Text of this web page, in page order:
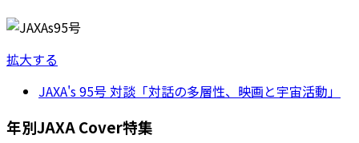
拡大する
JAXA's 95号 対談「対話の多層性、映画と宇宙活動」
年別JAXA Cover特集